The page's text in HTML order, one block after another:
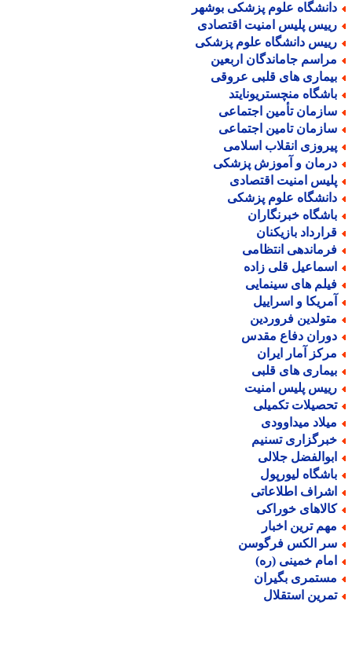
علوم پزشکی بوشهر
پلیس امنیت اقتصادی
دانشگاه علوم پزشکی
جاماندگان اربعین
های قلبی عروقی
منچستریونایتد
تأمین اجتماعی
تامین اجتماعی
انقلاب اسلامی
و آموزش پزشکی
امنیت اقتصادی
علوم پزشکی
خبرنگاران
بازیکنان
انتظامی
قلی زاده
های سینمایی
و اسراییل
فروردین
دفاع مقدس
آمار ایران
های قلبی
پلیس امنیت
تکمیلی
میداوودی
تسنیم
جلالی
لیورپول
اطلاعاتی
خوراکی
ترین اخبار
الکس فرگوسن
خمینی (ره)
بگیران
استقلال